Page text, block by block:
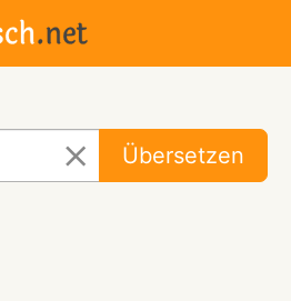
Übersetzen